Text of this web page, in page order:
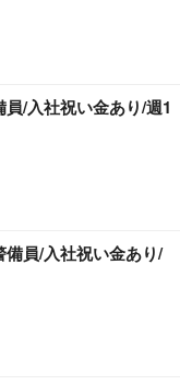
/入社祝い金あり/週1
員/入社祝い金あり/